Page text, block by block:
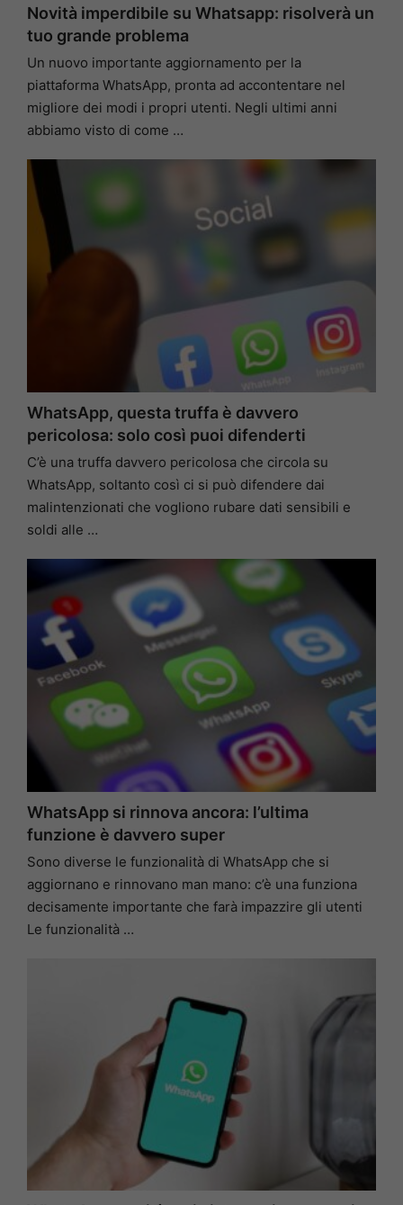
Novità imperdibile su Whatsapp: risolverà un
tuo grande problema
Un nuovo importante aggiornamento per la
piattaforma WhatsApp, pronta ad accontentare nel
migliore dei modi i propri utenti. Negli ultimi anni
abbiamo visto di come …
WhatsApp, questa truffa è davvero
pericolosa: solo così puoi difenderti
C’è una truffa davvero pericolosa che circola su
WhatsApp, soltanto così ci si può difendere dai
malintenzionati che vogliono rubare dati sensibili e
soldi alle …
WhatsApp si rinnova ancora: l’ultima
funzione è davvero super
Sono diverse le funzionalità di WhatsApp che si
aggiornano e rinnovano man mano: c’è una funziona
decisamente importante che farà impazzire gli utenti
Le funzionalità …